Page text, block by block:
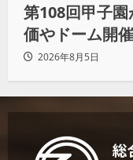
第108回甲子
価やドーム開
2026年8月5日